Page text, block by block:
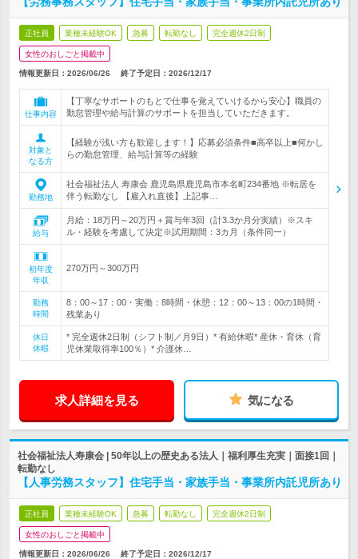
正社員 業種未経験OK 急募 転勤なし 完全週休2日制
女性のおしごと掲載中
情報更新日：2026/06/26 終了予定日： 2026/12/17
仕事内容
【丁寧なサポートのもとで仕事を覚えていけるから安心】職員の
勤怠管理や給与計算のサポートを担当していただきます。
対象と
なる方
【経験が浅い方も歓迎します！】応募必須条件■高卒以上■何かし
らの勤怠管理、給与計算等の経験
勤務地
社会福祉法人 寿康会 鹿児島県鹿児島市本名町234番地 ※転居を
伴う転勤なし 【雇入れ直後】上記事…
給与
月給：18万円～20万円＋賞与年3回（計3.3か月分実績）※スキ
ル・経験を考慮して決定※試用期間：3カ月（条件同一）
初年度
年収
270万円～300万円
勤務
時間
8：00～17：00・実働：8時間・休憩：12：00～13：00の1時間・
残業あり
休日
休暇
* 完全週休2日制（シフト制／月9日）* 有給休暇* 産休・育休（育
児休業取得率100％）* 介護休…
求人詳細を見る 気になる
社会福祉法人寿康会 | 50年以上の歴史ある法人｜福利厚生充実｜面接1回｜
転勤なし
【人事労務スタッフ】住宅手当・家族手当・事業所内託児所あり
正社員 業種未経験OK 急募 転勤なし 完全週休2日制
女性のおしごと掲載中
情報更新日：2026/06/26 終了予定日： 2026/12/17